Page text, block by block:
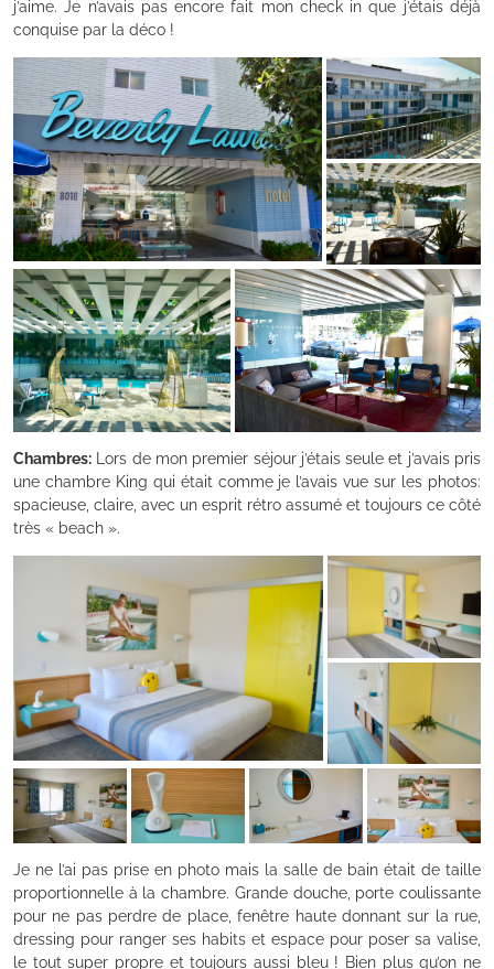
j’aime. Je n’avais pas encore fait mon check in que j’étais déjà
conquise par la déco !
Chambres: Lors de mon premier séjour j’étais seule et j’avais pris
une chambre King qui était comme je l’avais vue sur les photos:
spacieuse, claire, avec un esprit rétro assumé et toujours ce côté
très « beach ».
Je ne l’ai pas prise en photo mais la salle de bain était de taille
proportionnelle à la chambre. Grande douche, porte coulissante
pour ne pas perdre de place, fenêtre haute donnant sur la rue,
dressing pour ranger ses habits et espace pour poser sa valise,
le tout super propre et toujours aussi bleu ! Bien plus qu’on ne